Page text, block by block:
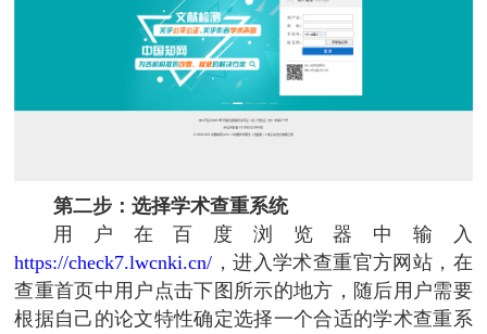
第二步：选择学术查重系统
用户在百度浏览器中输入
https://check7.lwcnki.cn/ ，进入学术查重官方网站，在
查重首页中用户点击下图所示的地方，随后用户需要
根据自己的论文特性确定选择一个合适的学术查重系